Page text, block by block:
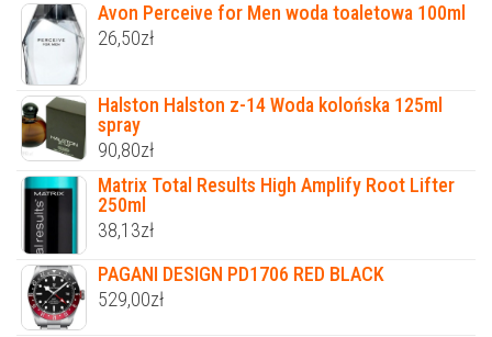
Avon Perceive for Men woda toaletowa 100ml
26,50zł
Halston Halston z-14 Woda kolońska 125ml
spray
90,80zł
Matrix Total Results High Amplify Root Lifter
250ml
38,13zł
PAGANI DESIGN PD1706 RED BLACK
529,00zł